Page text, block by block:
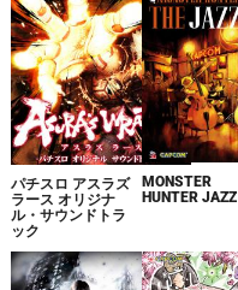
パチスロ アスラズ
ラース オリジナ
ル・サウンドトラ
ック
MONSTER
HUNTER JAZZ